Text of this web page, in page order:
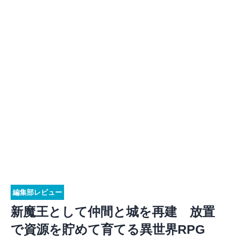
編集部レビュー
新魔王として仲間と城を再建 放置
で資源を貯めて育てる異世界RPG